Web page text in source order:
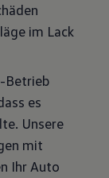
im Lack
Betrieb
es
Unsere
mit
Ihr Auto